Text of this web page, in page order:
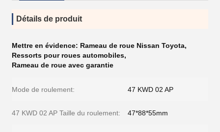
Détails de produit
Mettre en évidence: Rameau de roue Nissan Toyota,
Ressorts pour roues automobiles,
Rameau de roue avec garantie
Mode de roulement: 47 KWD 02 AP
47 KWD 02 AP Taille du roulement: 47*88*55mm